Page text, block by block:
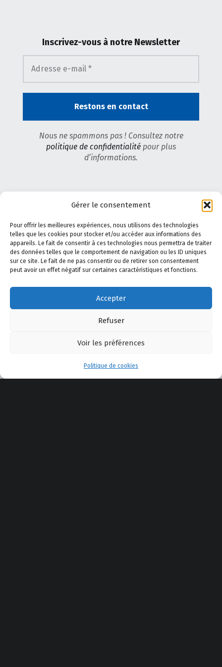
Gérer le consentement
Pour offrir les meilleures expériences, nous utilisons des technologies
telles que les cookies pour stocker et/ou accéder aux informations des
appareils. Le fait de consentir à ces technologies nous permettra de traiter
des données telles que le comportement de navigation ou les ID uniques
sur ce site. Le fait de ne pas consentir ou de retirer son consentement
peut avoir un effet négatif sur certaines caractéristiques et fonctions.
Accepter
Refuser
Voir les préférences
Politique de cookies
Menu
Inscrivez-vous à notre Newsletter
Nous ne spammons pas ! Consultez notre
politique de confidentialité pour plus
d’informations.
A propos de Safe Shooting
Politique de cookies